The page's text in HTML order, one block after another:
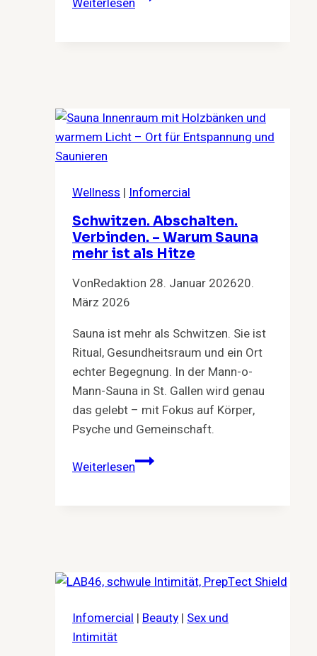
Wellness | Infomercial
Schwitzen. Abschalten.
Verbinden. – Warum Sauna
mehr ist als Hitze
VonRedaktion 28. Januar 202620.
März 2026
Sauna ist mehr als Schwitzen. Sie ist
Ritual, Gesundheitsraum und ein Ort
echter Begegnung. In der Mann-o-
Mann-Sauna in St. Gallen wird genau
das gelebt – mit Fokus auf Körper,
Psyche und Gemeinschaft.
WeiterlesenSchwitzen.
mehr
als
Infomercial | Beauty | Sex und
Intimität